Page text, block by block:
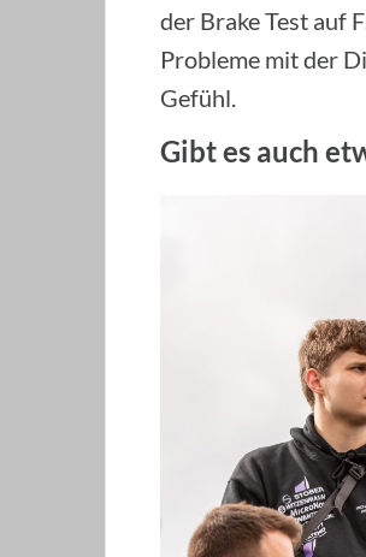
der Brake Test auf
Probleme mit der
Gefühl.
Gibt es auch